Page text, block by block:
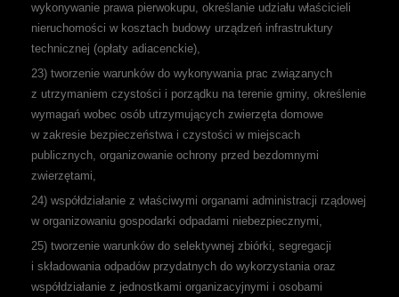
wykonywanie prawa pierwokupu, określanie udziału właścicieli
nieruchomości w kosztach budowy urządzeń infrastruktury
technicznej (opłaty adiacenckie),
23) tworzenie warunków do wykonywania prac związanych
z utrzymaniem czystości i porządku na terenie gminy, określenie
wymagań wobec osób utrzymujących zwierzęta domowe
w zakresie bezpieczeństwa i czystości w miejscach
publicznych, organizowanie ochrony przed bezdomnymi
zwierzętami,
24) współdziałanie z właściwymi organami administracji rządowej
w organizowaniu gospodarki odpadami niebezpiecznymi,
25) tworzenie warunków do selektywnej zbiórki, segregacji
i składowania odpadów przydatnych do wykorzystania oraz
współdziałanie z jednostkami organizacyjnymi i osobami